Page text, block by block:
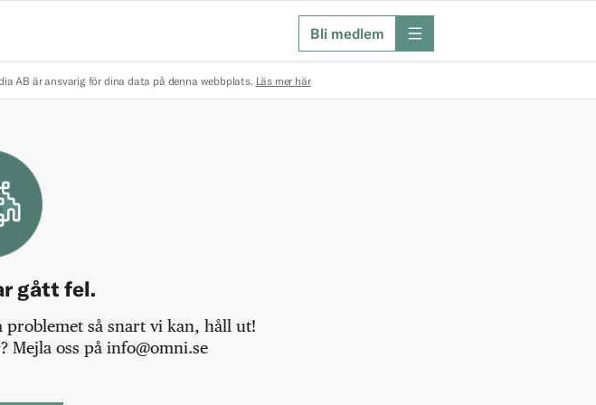
Bli medlem meny
AB är ansvarig för dina data på denna webbplats. Läs mer här
gått fel.
så snart vi kan, håll ut!
oss på info@omni.se